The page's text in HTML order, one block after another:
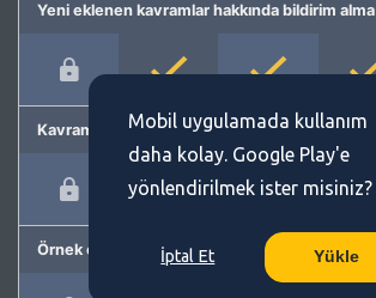
Yeni eklenen kavramlar hakkında bildirim alma
Kavram önerme
Örnek cümleler
Mobil uygulamada kullanım
daha kolay. Google Play'e
yönlendirilmek ister misiniz?
İptal Et Yükle